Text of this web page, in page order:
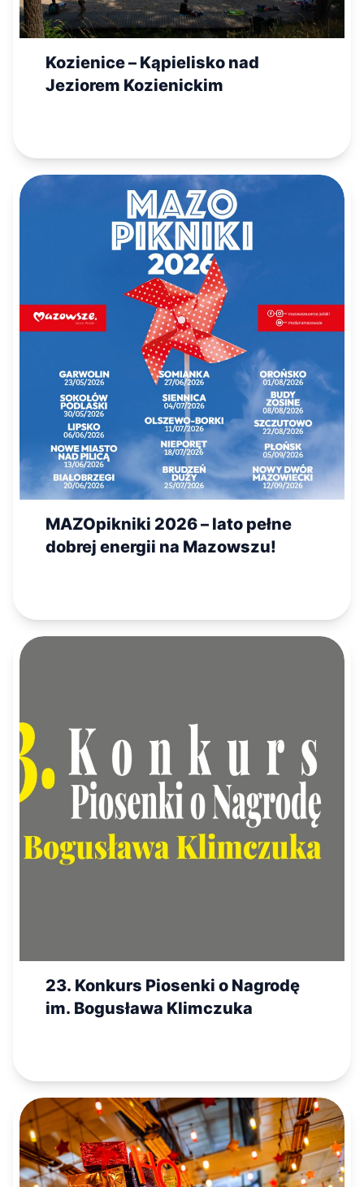
Kozienice – Kąpielisko nad
Jeziorem Kozienickim
MAZOpikniki 2026 – lato pełne
dobrej energii na Mazowszu!
23. Konkurs Piosenki o Nagrodę
im. Bogusława Klimczuka